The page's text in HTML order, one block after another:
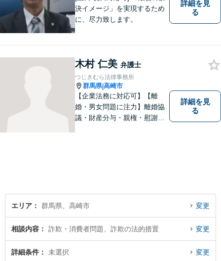
決イメージ」を実現するため
に、尽力致します。
詳細を見
る
木村 仁美 弁護士
つじきむら法律事務所
群馬県|高崎市
【企業法務に対応可】【離
婚・男女問題に注力】離婚協
議・財産分与・親権・慰謝料
詳細を見
る
エリア 群馬県、高崎市 変更
相談内容 詐欺・消費者問題、詐欺の法的措置 変更
詳細条件 未選択 変更